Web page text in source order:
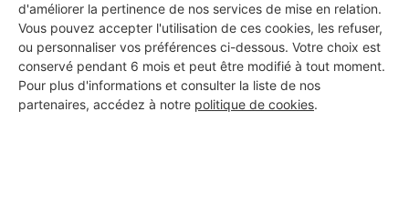
d'améliorer la pertinence de nos services de mise en relation.
Vous pouvez accepter l'utilisation de ces cookies, les refuser,
ou personnaliser vos préférences ci-dessous. Votre choix est
conservé pendant 6 mois et peut être modifié à tout moment.
Pour plus d'informations et consulter la liste de nos
partenaires, accédez à notre politique de cookies.
Aucun autre professionnel disponible dans cette zone